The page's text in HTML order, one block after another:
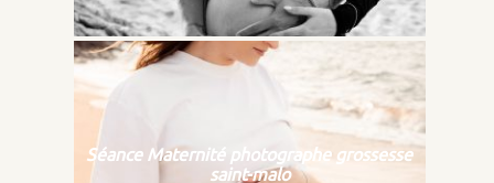
Séance Maternité photographe grossesse
saint-malo